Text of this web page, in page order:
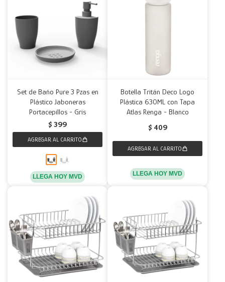
Set de Baño Pure 3 Pzas en
Plástico Jaboneras
Portacepillos - Gris
$ 399
LLEGA HOY MVD
Botella Tritán Deco Logo
Plástica 630ML con Tapa
Atlas Renga - Blanco
$ 409
LLEGA HOY MVD